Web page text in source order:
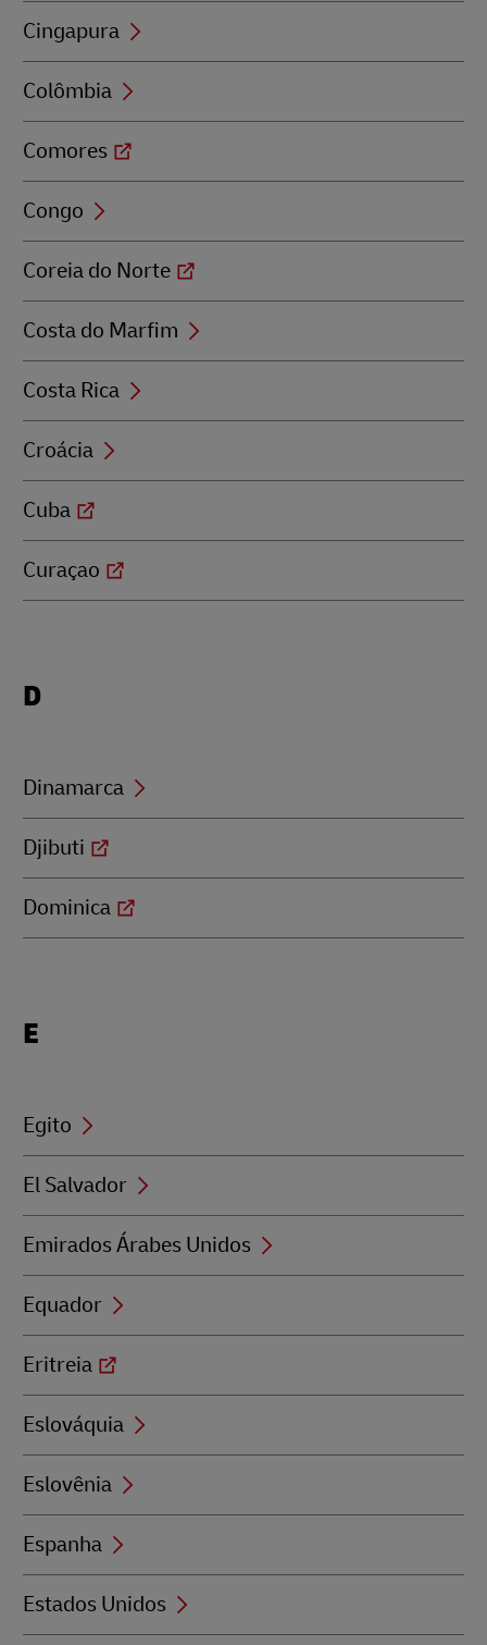
Cingapura
Colômbia
Comores
Congo
Coreia do Norte
Costa do Marfim
Costa Rica
Croácia
Cuba
Curaçao
beginning
D
Dinamarca
Djibuti
Dominica
beginning
E
Egito
El Salvador
Emirados Árabes Unidos
Equador
Eritreia
Eslováquia
Eslovênia
Espanha
Estados Unidos